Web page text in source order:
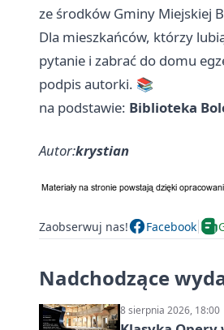
ze środków Gminy Miejskiej
Dla mieszkańców, którzy
pytanie i zabrać do domu
podpis autorki. 📚
na podstawie: Biblioteka
Autor:krystian
Zaobserwuj nas! Facebook
Nadchodzące
8 sierpnia 2026, 18:00